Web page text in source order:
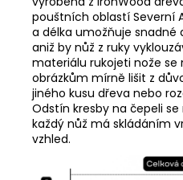
pouštních oblastí Severní
a délka umožňuje snadné
aniž by nůž z ruky
materiálu rukojeti nože
obrázkům mírně lišit z
jiného kusu dřeva nebo
Odstín kresby na čepeli
každý nůž má skládáním
vzhled.